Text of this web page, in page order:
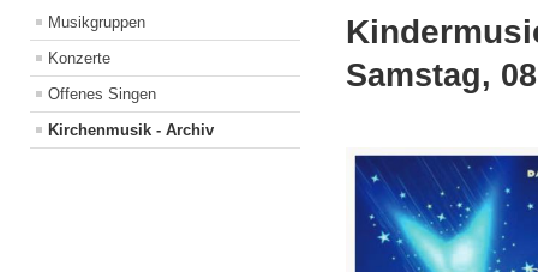
Musikgruppen
Konzerte
Offenes Singen
Kirchenmusik - Archiv
Samstag,